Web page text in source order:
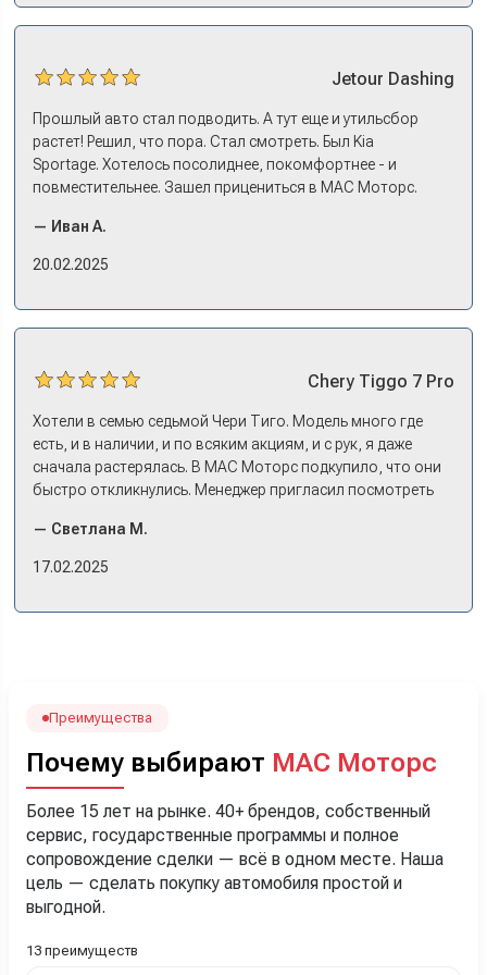
Jetour Dashing
Прошлый авто стал подводить. А тут еще и утильсбор
растет! Решил, что пора. Стал смотреть. Был Kia
Sportage. Хотелось посолиднее, покомфортнее - и
повместительнее. Зашел прицениться в МАС Моторс.
и прям мое! Даже не скажешь, что «китаец». Прям не
вылезая из него и порешали. Спортэйдж в трейд-ин
— Иван А.
20.02.2025
Chery Tiggo 7 Pro
Хотели в семью седьмой Чери Тиго. Модель много где
есть, и в наличии, и по всяким акциям, и с рук, я даже
сначала растерялась. В МАС Моторс подкупило, что они
быстро откликнулись. Менеджер пригласил посмотреть
примериться. Нам тут недалеко, пришли в салон - и в тот
же день купили машину! Неожиданно, но довольны! Все
менеджеру Сергею, профессионал своего дела!
— Светлана М.
17.02.2025
Преимущества
Почему выбирают МАС Моторс
Более 15 лет на рынке. 40+ брендов, собственный
сервис, государственные программы и полное
сопровождение сделки — всё в одном месте. Наша
цель — сделать покупку автомобиля простой и
выгодной.
13 преимуществ